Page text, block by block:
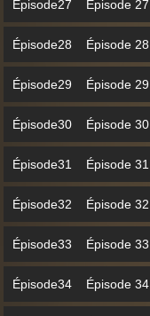
Épisode27 Épisode 27
Épisode28 Épisode 28
Épisode29 Épisode 29
Épisode30 Épisode 30
Épisode31 Épisode 31
Épisode32 Épisode 32
Épisode33 Épisode 33
Épisode34 Épisode 34